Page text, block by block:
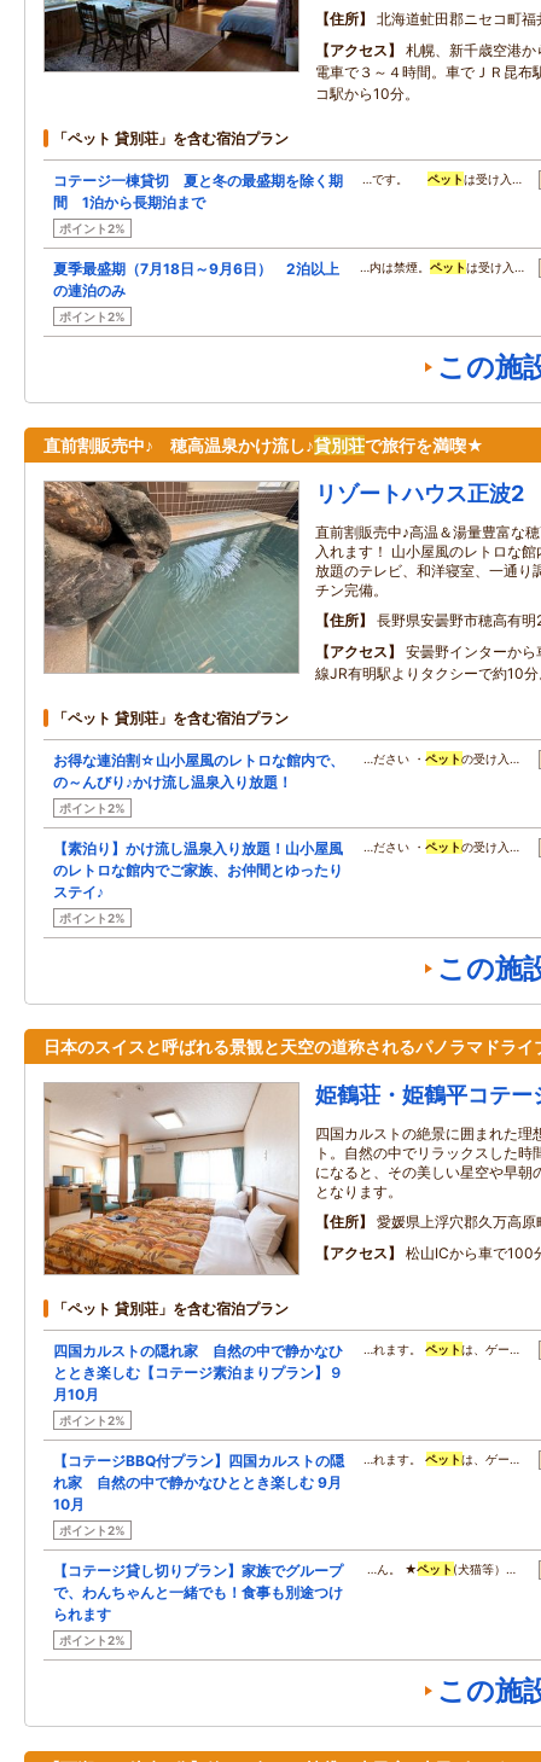
住所
北海道虻田郡ニセコ町
アクセス
札幌、新千歳空港
電車で３～４時間。車でＪＲ昆布
コ駅から10分。
「ペット 貸別荘」を含む宿泊プラン
コテージ一棟貸切 夏と冬の最盛期を除く期
間 1泊から長期泊まで
ポイント2%
…です。 ペットは受け入…
夏季最盛期（7月18日～9月6日） 2泊以上
の連泊のみ
ポイント2%
…内は禁煙。 ペットは受け入…
この施
直前割販売中♪ 穂高温泉かけ流し♪貸別荘で旅行を満喫★
リゾートハウス正波2
直前割販売中♪高温＆湯量豊富な
入れます！ 山小屋風のレトロな
放題のテレビ、和洋寝室、一通り
チン完備。
住所
長野県安曇野市穂高有明
アクセス
安曇野インターか
線JR有明駅よりタクシーで約10
「ペット 貸別荘」を含む宿泊プラン
お得な連泊割☆山小屋風のレトロな館内で、
の～んびり♪かけ流し温泉入り放題！
ポイント2%
…ださい ・ペットの受け入…
【素泊り】かけ流し温泉入り放題！山小屋風
のレトロな館内でご家族、お仲間とゆったり
ステイ♪
ポイント2%
…ださい ・ペットの受け入…
この施
日本のスイスと呼ばれる景観と天空の道称されるパノラマドライ
姫鶴荘・姫鶴平コテー
四国カルストの絶景に囲まれた理
ト。自然の中でリラックスした
になると、その美しい星空や早朝
となります。
住所
愛媛県上浮穴郡久万高原
アクセス
松山ICから車で100
「ペット 貸別荘」を含む宿泊プラン
四国カルストの隠れ家 自然の中で静かなひ
ととき楽しむ【コテージ素泊まりプラン】９
月10月
ポイント2%
…れます。ペットは、ゲー…
【コテージBBQ付プラン】四国カルストの隠
れ家 自然の中で静かなひととき楽しむ 9月
10月
ポイント2%
…れます。ペットは、ゲー…
【コテージ貸し切りプラン】家族でグループ
で、わんちゃんと一緒でも！食事も別途つけ
られます
ポイント2%
…ん。 ★ペット (犬猫等）…
この施